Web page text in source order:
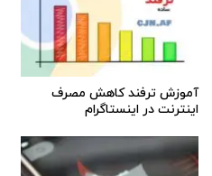
آموزش ترفند کاهش مصرف
اینترنت در اینستاگرام